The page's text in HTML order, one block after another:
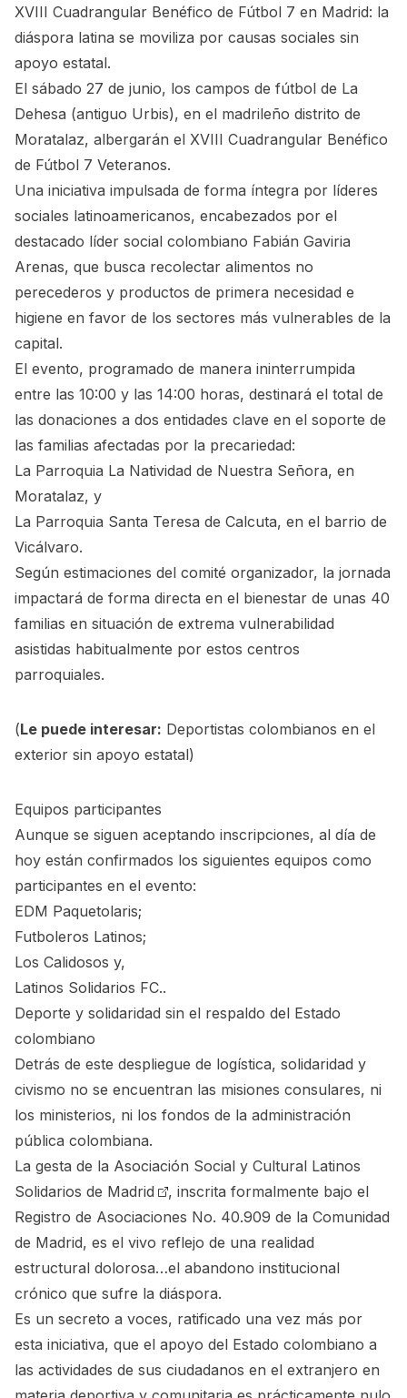
XVIII Cuadrangular Benéfico de Fútbol 7 en Madrid: la
diáspora latina se moviliza por causas sociales sin
apoyo estatal.
El sábado 27 de junio, los campos de fútbol de La
Dehesa (antiguo Urbis), en el madrileño distrito de
Moratalaz, albergarán el XVIII Cuadrangular Benéfico
de Fútbol 7 Veteranos.
Una iniciativa impulsada de forma íntegra por líderes
sociales latinoamericanos, encabezados por el
destacado líder social colombiano Fabián Gaviria
Arenas, que busca recolectar alimentos no
perecederos y productos de primera necesidad e
higiene en favor de los sectores más vulnerables de la
capital.
El evento, programado de manera ininterrumpida
entre las 10:00 y las 14:00 horas, destinará el total de
las donaciones a dos entidades clave en el soporte de
las familias afectadas por la precariedad:
La Parroquia La Natividad de Nuestra Señora, en
Moratalaz, y
La Parroquia Santa Teresa de Calcuta, en el barrio de
Vicálvaro.
Según estimaciones del comité organizador, la jornada
impactará de forma directa en el bienestar de unas 40
familias en situación de extrema vulnerabilidad
asistidas habitualmente por estos centros
parroquiales.
(Le puede interesar: Deportistas colombianos en el
exterior sin apoyo estatal)
Equipos participantes
Aunque se siguen aceptando inscripciones, al día de
hoy están confirmados los siguientes equipos como
participantes en el evento:
EDM Paquetolaris;
Futboleros Latinos;
Los Calidosos y,
Latinos Solidarios FC..
Deporte y solidaridad sin el respaldo del Estado
colombiano
Detrás de este despliegue de logística, solidaridad y
civismo no se encuentran las misiones consulares, ni
los ministerios, ni los fondos de la administración
pública colombiana.
La gesta de la Asociación Social y Cultural Latinos
Solidarios de Madrid
, inscrita formalmente bajo el
Registro de Asociaciones No. 40.909 de la Comunidad
de Madrid, es el vivo reflejo de una realidad
estructural dolorosa…el abandono institucional
crónico que sufre la diáspora.
Es un secreto a voces, ratificado una vez más por
esta iniciativa, que el apoyo del Estado colombiano a
las actividades de sus ciudadanos en el extranjero en